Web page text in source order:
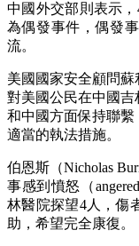
中國外交部則表示
為偶發事件，偶發
流。
美國國家安全顧問蘇
對美國公民在中國
和中國方面保持聯
適當的執法措施。
伯恩斯（Nicholas
事感到憤怒（
林醫院探望4人，傷
助，希望完全康復。